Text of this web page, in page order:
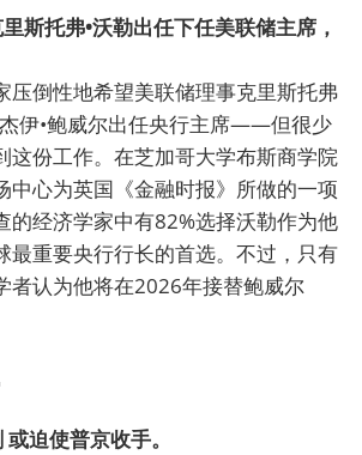
斯托弗•沃勒出任下任美联储主席，
压倒性地希望美联储理事克里斯托弗
伊•鲍威尔出任央行主席——但很少
这份工作。在芝加哥大学布斯商学院
中心为英国《金融时报》所做的一项
的经济学家中有82%选择沃勒作为他
最重要央行行长的首选。不过，只有
者认为他将在2026年接替鲍威尔
迫使普京收手。